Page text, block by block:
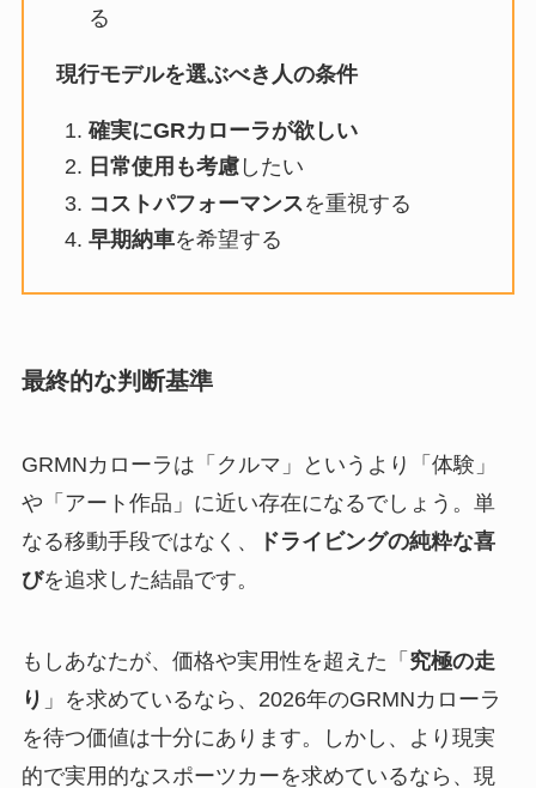
る
現行モデルを選ぶべき人の条件
確実にGRカローラが欲しい
日常使用も考慮したい
コストパフォーマンスを重視する
早期納車を希望する
最終的な判断基準
GRMNカローラは「クルマ」というより「体験」
や「アート作品」に近い存在になるでしょう。単
なる移動手段ではなく、
ドライビングの純粋な喜
びを追求した結晶です。
もしあなたが、価格や実用性を超えた「 究極の走
り 」を求めているなら、2026年のGRMNカローラ
を待つ価値は十分にあります。しかし、より現実
的で実用的なスポーツカーを求めているなら、現